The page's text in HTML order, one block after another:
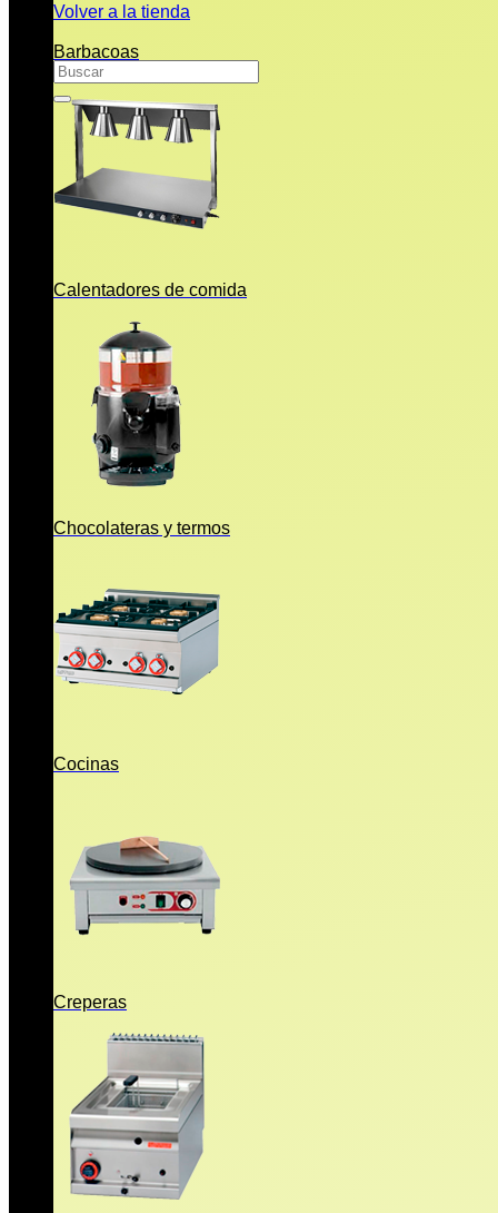
Volver a la tienda
Buscar
por:
Barbacoas
Calentadores de comida
Chocolateras y termos
Cocinas
Creperas